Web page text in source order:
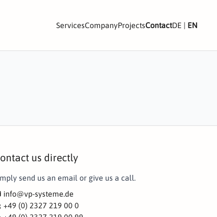
ServicesCompanyProjectsContactDE | EN
us directly
send us an email or give us a call.
info@vp-systeme.de
+49 (0) 2327 219 00 0